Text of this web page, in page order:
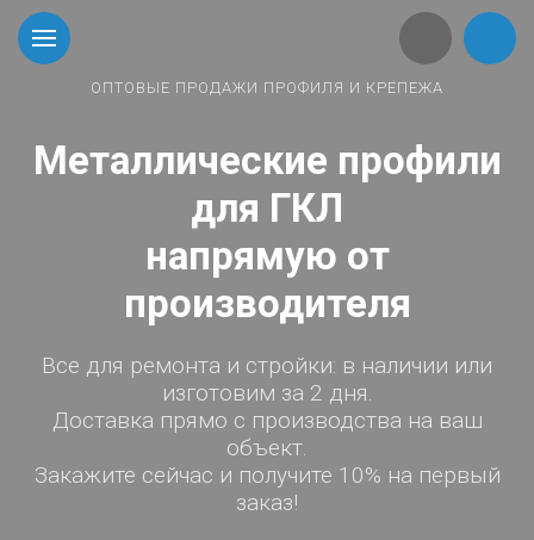
ОПТОВЫЕ ПРОДАЖИ ПРОФИЛЯ И КРЕПЕЖА
Металлические профили
для ГКЛ
напрямую от
производителя
Все для ремонта и стройки: в наличии или
изготовим за 2 дня.
Доставка прямо с производства на ваш
объект.
Закажите сейчас и получите 10% на первый
заказ!